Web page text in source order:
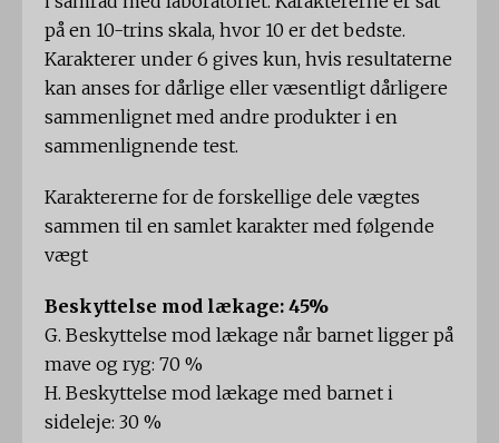
på en 10-trins skala, hvor 10 er det bedste.
Karakterer under 6 gives kun, hvis resultaterne
kan anses for dårlige eller væsentligt dårligere
sammenlignet med andre produkter i en
sammenlignende test.
Karaktererne for de forskellige dele vægtes
sammen til en samlet karakter med følgende
vægt
Beskyttelse mod lækage: 45%
G. Beskyttelse mod lækage når barnet ligger på
mave og ryg: 70 %
H. Beskyttelse mod lækage med barnet i
sideleje: 30 %